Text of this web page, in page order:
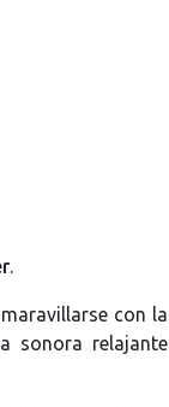
.
con la
sonora relajante